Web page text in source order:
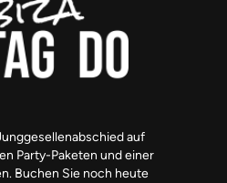
auf
Party-Paketen und einer
Buchen Sie noch heute